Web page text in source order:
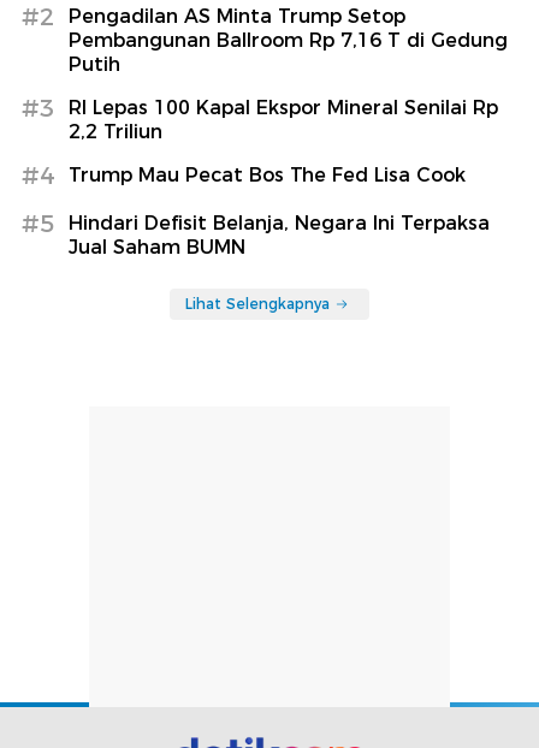
#2
Pengadilan AS Minta Trump Setop
Pembangunan Ballroom Rp 7,16 T di Gedung
Putih
#3
RI Lepas 100 Kapal Ekspor Mineral Senilai Rp
2,2 Triliun
#4 Trump Mau Pecat Bos The Fed Lisa Cook
#5
Hindari Defisit Belanja, Negara Ini Terpaksa
Jual Saham BUMN
Lihat Selengkapnya